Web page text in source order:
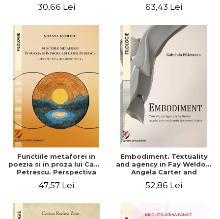
30,66 Lei 63,43 Lei
Functiile metaforei in
poezia si in proza lui Camil
Petrescu. Perspectiva
47,57 Lei
Embodiment. Textuality
and agency in Fay Weldon,
Angela Carter and
fiction
52,86 Lei